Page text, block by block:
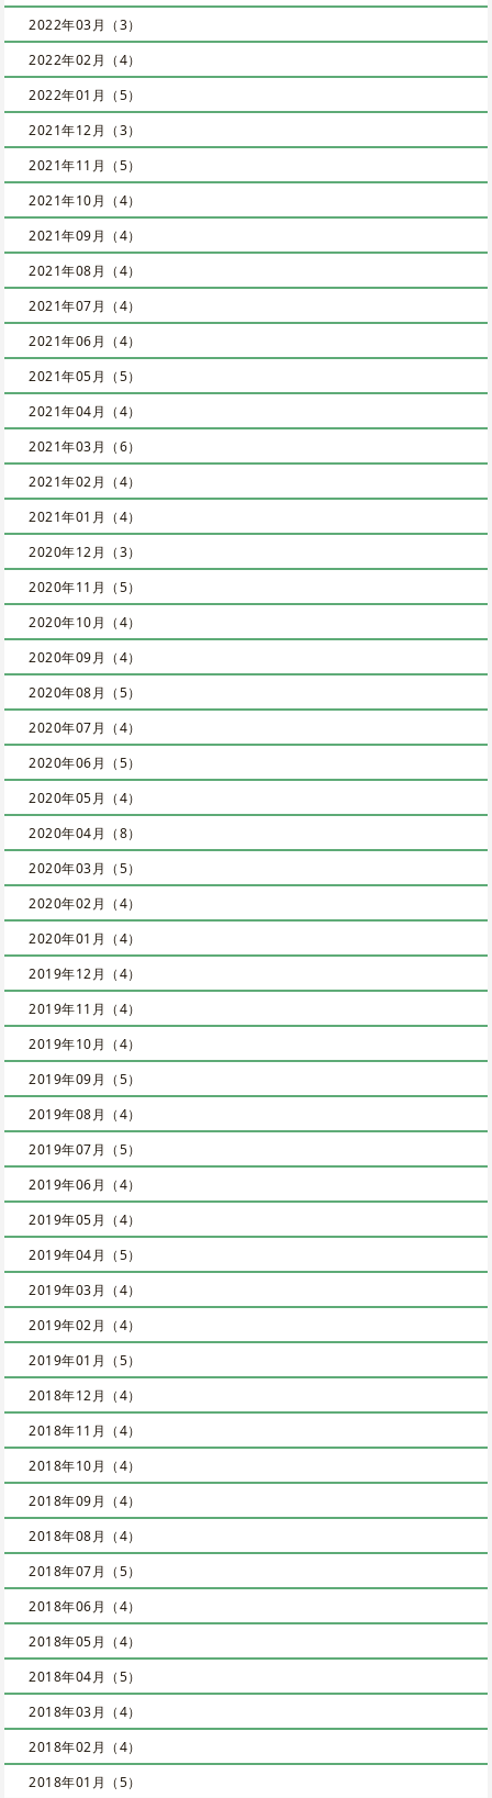
2022年03月（3）
2022年02月（4）
2022年01月（5）
2021年12月（3）
2021年11月（5）
2021年10月（4）
2021年09月（4）
2021年08月（4）
2021年07月（4）
2021年06月（4）
2021年05月（5）
2021年04月（4）
2021年03月（6）
2021年02月（4）
2021年01月（4）
2020年12月（3）
2020年11月（5）
2020年10月（4）
2020年09月（4）
2020年08月（5）
2020年07月（4）
2020年06月（5）
2020年05月（4）
2020年04月（8）
2020年03月（5）
2020年02月（4）
2020年01月（4）
2019年12月（4）
2019年11月（4）
2019年10月（4）
2019年09月（5）
2019年08月（4）
2019年07月（5）
2019年06月（4）
2019年05月（4）
2019年04月（5）
2019年03月（4）
2019年02月（4）
2019年01月（5）
2018年12月（4）
2018年11月（4）
2018年10月（4）
2018年09月（4）
2018年08月（4）
2018年07月（5）
2018年06月（4）
2018年05月（4）
2018年04月（5）
2018年03月（4）
2018年02月（4）
2018年01月（5）